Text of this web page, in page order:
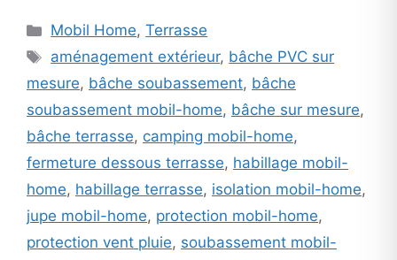
Categories
Mobil Home,Terrasse
Tags
aménagement extérieur, bâche PVC sur
mesure, bâche soubassement, bâche
soubassement mobil-home, bâche sur mesure,
bâche terrasse, camping mobil-home,
fermeture dessous terrasse, habillage mobil-
home, habillage terrasse, isolation mobil-home,
jupe mobil-home, protection mobil-home,
protection vent pluie, soubassement mobil-